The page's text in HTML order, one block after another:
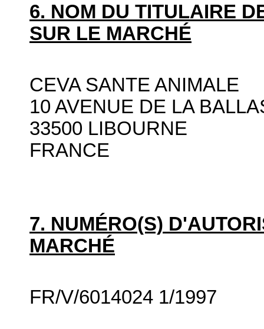
6. NOM DU TITULAIRE
SUR LE MARCHÉ
CEVA SANTE ANIMALE
10 AVENUE DE LA
33500 LIBOURNE
FRANCE
7. NUMÉRO(S)
MARCHÉ
FR/V/6014024 1/1997